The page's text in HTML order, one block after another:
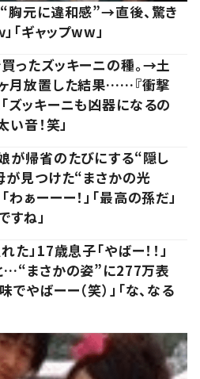
胸元に違和感”→直後、驚き
「ギャップww」
ったズッキーニの種。→土
月放置した結果……『衝撃
ズッキーニも凶器になるの
い音！笑」
が帰省のたびにする“隠し
が見つけた“まさかの光
ぁーーー！」「最高の孫だ」
すね」
た」17歳息子「やばー！！」
…“まさかの姿”に277万表
でやばーー（笑）」「な、なる